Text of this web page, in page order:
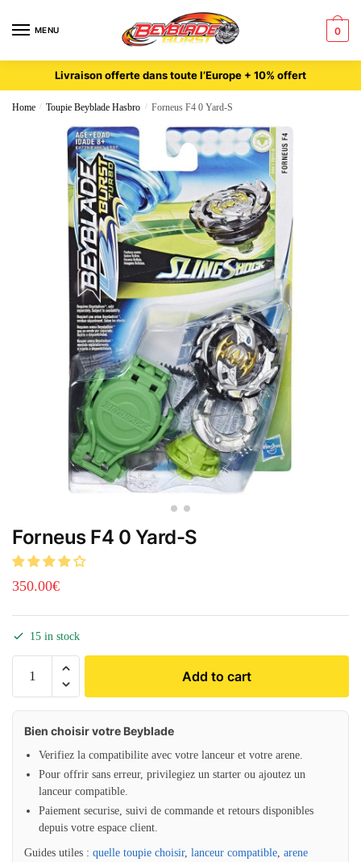
MENU 0
Livraison offerte dans toute l’Europe + 10% offert
Home / Toupie Beyblade Hasbro / Forneus F4 0 Yard-S
Forneus F4 0 Yard-S
350.00€
15 in stock
Add to cart
Bien choisir votre Beyblade
Verifiez la compatibilite avec votre lanceur et votre arene.
Pour offrir sans erreur, privilegiez un starter ou ajoutez un
lanceur compatible.
Paiement securise, suivi de commande et retours disponibles
depuis votre espace client.
Guides utiles : quelle toupie choisir, lanceur compatible arene